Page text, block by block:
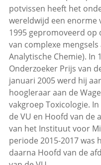
potvissen heeft het
wereldwijd een enorme
1995 gepromoveerd
van complexe
Analytische Chemie). In
Onderzoeker Prijs van
januari 2005 werd hij
hoogleraar aan de
vakgroep Toxicologie.
de VU en Hoofd van de
van het Instituut voor
periode 2015-2017 was
daarna Hoofd van de